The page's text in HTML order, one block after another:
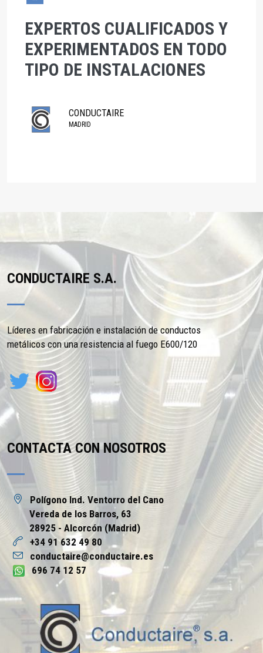
EXPERTOS CUALIFICADOS Y
EXPERIMENTADOS EN TODO
TIPO DE INSTALACIONES
CONDUCTAIRE
MADRID
CONDUCTAIRE S.A.
Líderes en fabricación e instalación de conductos
metálicos con una resistencia al fuego E600/120
CONTACTA CON NOSOTROS
Polígono Ind. Ventorro del Cano
Vereda de los Barros, 63
28925 - Alcorcón (Madrid)
+34 91 632 49 80
conductaire@conductaire.es
696 74 12 57